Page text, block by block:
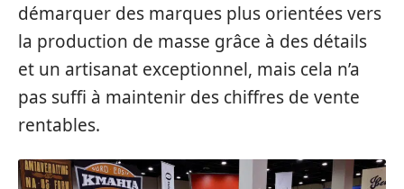
démarquer des marques plus orientées vers
la production de masse grâce à des détails
et un artisanat exceptionnel, mais cela n’a
pas suffi à maintenir des chiffres de vente
rentables.